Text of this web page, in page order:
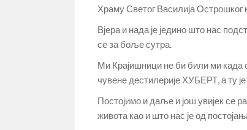
Храму Светог Василија Острошког
Вјера и нада је једино што нас
се за боље сутра.
Ми Крајишници не би били ми када
чувене дестилерије ХУБЕРТ, а ту
Постојимо и даље и још увијек се
живота као и што нас је од